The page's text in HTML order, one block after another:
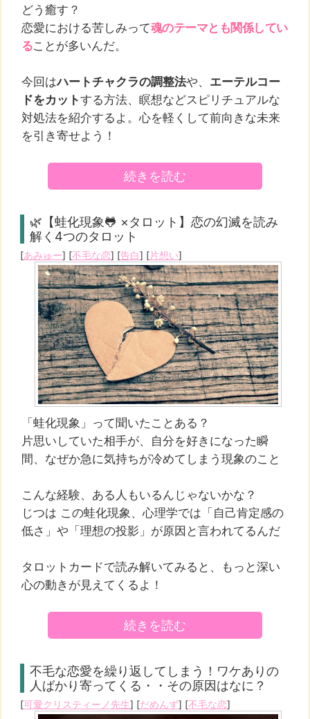
どう癒す？
恋愛における苦しみって魂のテーマとも関係してい
ることが多いんだ。
今回はハートチャクラの調整法や、 エーテルコー
ドをカットする方法、瞑想などスピリチュアルな
対処法を紹介するよ。心を軽くして前向きな未来
を引き寄せよう！
続きを読む
🌿【蛙化現象🐸 ×タロット】恋の幻滅を読み
解く4つのタロット
[あみゅー] [不毛な恋] [告白] [片想い]
「蛙化現象」って聞いたことある？
片思いしていた相手が、自分を好きになった瞬
間、なぜか急に気持ちが冷めてしまう現象のこと
こんな経験、ある人もいるんじゃないかな？
じつは この蛙化現象、心理学では「自己肯定感の
低さ」や「理想の投影」が原因と言われてるんだ
タロットカードで読み解いてみると、もっと深い
心の動きが見えてくるよ！
続きを読む
不毛な恋愛を繰り返してしまう！ワケありの
人ばかり寄ってくる・・その原因はなに？
[可愛クリスティーノ先生] [だめんず] [不毛な恋]